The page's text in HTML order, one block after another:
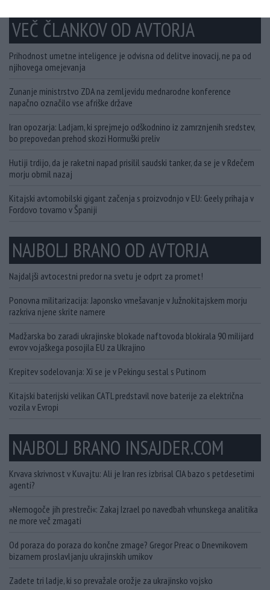
VEČ ČLANKOV OD AVTORJA
Prihodnost umetne inteligence je odvisna od delitve inovacij, ne pa od
njihovega omejevanja
Zunanje ministrstvo ZDA na zemljevidu mednarodne konference
napačno označilo vse afriške države
Iran opozarja: Ladjam, ki sprejmejo odškodnino iz zamrznjenih sredstev,
bo prepovedan prehod skozi Hormuški preliv
Hutiji trdijo, da je raketni napad prisilil saudski tanker, da se je v Rdečem
morju obrnil nazaj
Kitajski avtomobilski gigant začenja s proizvodnjo v EU: Geely prihaja v
Fordovo tovarno v Španiji
NAJBOLJ BRANO OD AVTORJA
Najdaljši avtocestni predor na svetu je odprt za promet!
Ponovna militarizacija: Japonsko vmešavanje v Južnokitajskem morju
razkriva njene skrite namere
Madžarska bo zaradi ukrajinske blokade naftovoda blokirala 90 milijard
evrov vojaškega posojila EU za Ukrajino
Krepitev sodelovanja: Xi se je v Pekingu sestal s Putinom
Kitajski baterijski velikan CATL predstavil nove baterije za električna
vozila v Evropi
NAJBOLJ BRANO INSAJDER.COM
Krvava skrivnost v Kuvajtu: Ali je Iran res izbrisal CIA bazo s petdesetimi
agenti?
»Nemogoče jih prestreči«: Zakaj Izrael po navedbah vrhunskega analitika
ne more več zmagati
Od poraza do poraza do končne zmage? Gregor Preac o Dnevnikovem
bizarnem proslavljanju ukrajinskih umikov
Zadete tri ladje, ki so prevažale orožje za ukrajinsko vojsko